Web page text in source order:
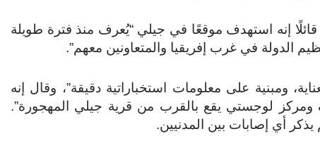
قائلًا إنه استهدف موقعًا في جيلي “يُعرف منذ فترة طويلة
الدولة في غرب إفريقيا والمتعاونين معهم”.
ومبنية على معلومات استخباراتية دقيقة”، وقال إنه
لوجستي يقع بالقرب من قرية جيلي المهجورة”.
أي إصابات بين المدنيين.